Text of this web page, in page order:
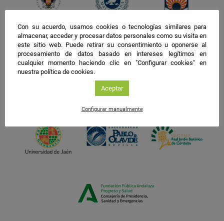
Con su acuerdo, usamos cookies o tecnologías similares para
almacenar, acceder y procesar datos personales como su visita en
este sitio web. Puede retirar su consentimiento u oponerse al
procesamiento de datos basado en intereses legítimos en
cualquier momento haciendo clic en "Configurar cookies" en
nuestra política de cookies.
Aceptar
Configurar manualmente